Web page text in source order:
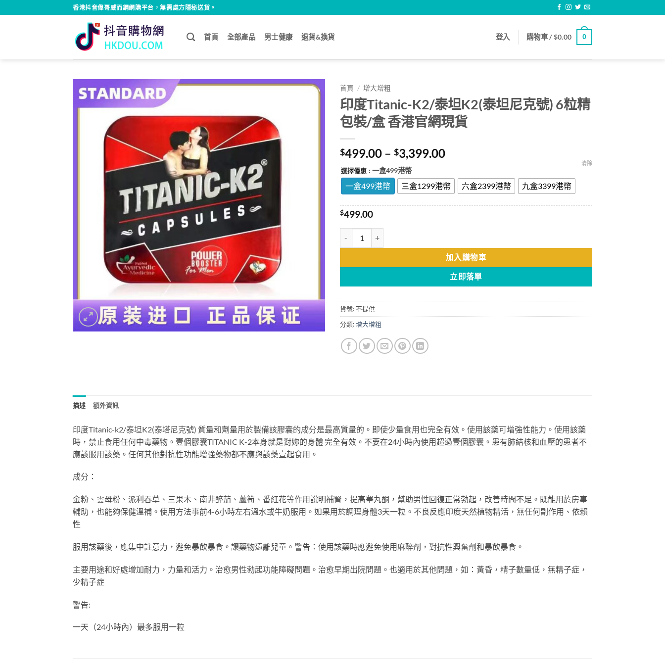
to
香港抖音偉哥威而鋼網購平台，無需處方隱秘送貨。
首頁 全部產品 男士健康 退貨&換貨 登入 購物車 /$0.00 0
首頁 / 增大增粗
印度Titanic-K2/泰坦K2(泰坦尼克號) 6粒精
包裝/盒 香港官網現貨
$499.00 – $3,399.00Price
$499.00
through
選擇優惠 : 一盒499港幣
一盒499港幣 三盒1299港幣 六盒2399港幣 九盒3399港幣
清除
$499.00
加入購物車
立即落單
貨號:不提供
分類:增大增粗
描述 額外資訊
印度Titanic-k2/泰坦K2(泰塔尼克號) 質量和劑量用於製備該膠囊的成分是最高質量的。即使少量食用也完全有效。使用該藥可增強性能力。使用該藥
時，禁止食用任何中毒藥物。壹個膠囊TITANIC K-2本身就是對妳的身體 完全有效。不要在24小時內使用超過壹個膠囊。患有肺結核和血壓的患者不
應該服用該藥。任何其他對抗性功能增強藥物都不應與該藥壹起食用。
成分：
金粉、雲母粉、派利吞草、三果木、南非醉茄、蘆筍、番紅花等作用說明補腎，提高睾丸酮，幫助男性回復正常勃起，改善時間不足。既能用於房事
輔助，也能夠保健溫補。使用方法事前4-6小時左右溫水或牛奶服用。如果用於調理身體3天一粒。不良反應印度天然植物精活，無任何副作用、依賴
性
服用該藥後，應集中註意力，避免暴飲暴食。讓藥物遠離兒童。警告：使用該藥時應避免使用麻醉劑，對抗性興奮劑和暴飲暴食。
主要用途和好處增加耐力，力量和活力。治愈男性勃起功能障礙問題。治愈早期出院問題。也適用於其他問題，如：黃昏，精子數量低，無精子症，
少精子症
警告:
一天（24小時內）最多服用一粒